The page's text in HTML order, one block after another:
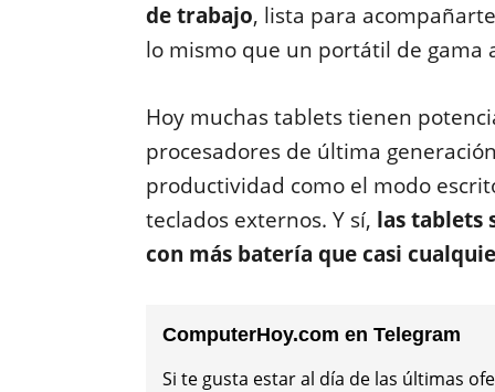
de trabajo, lista para
lo mismo que un portátil de gama
Hoy muchas tablets tienen
procesadores de última
productividad como el modo
teclados externos. Y sí, las tablets
con más batería que casi
ComputerHoy.com en Telegram
Si te gusta estar al día de las últimas